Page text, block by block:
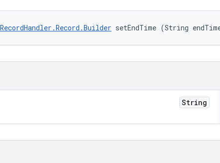
setEndTime (String
String